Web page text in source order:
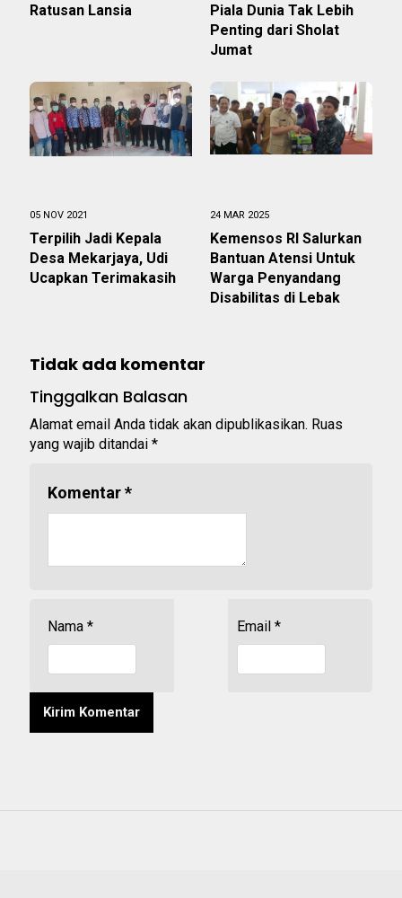
Ratusan Lansia
Piala Dunia Tak Lebih
Penting dari Sholat
Jumat
05 NOV 2021
Terpilih Jadi Kepala
Desa Mekarjaya, Udi
Ucapkan Terimakasih
24 MAR 2025
‎Kemensos RI Salurkan
Bantuan Atensi Untuk
Warga Penyandang
Disabilitas di Lebak
Tidak ada komentar
Tinggalkan Balasan
Alamat email Anda tidak akan dipublikasikan. Ruas
yang wajib ditandai *
Komentar*
Nama * Email *